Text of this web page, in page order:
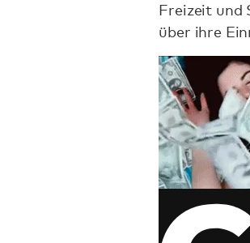
Freizeit und
über ihre